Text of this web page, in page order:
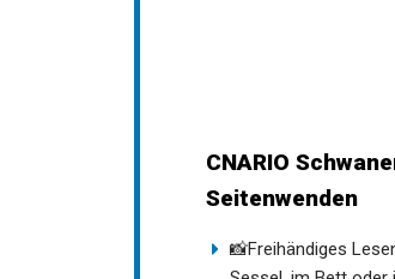
CNARIO
Seitenwenden
📸Freihändiges